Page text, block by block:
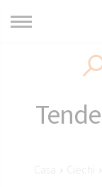
Casa › Ciechi ›